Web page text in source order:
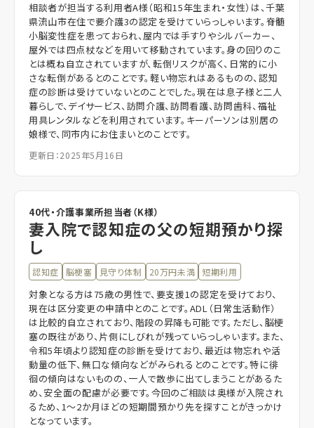
相談者が担当する利用者A様（昭和15年生まれ・女性）は、千葉
県流山市在住で要介護3の認定を受けていらっしゃいます。脊髄
小脳変性症を患っておられ、屋内では手すりやシルバーカー、
屋外では四点杖などを用いて移動されています。身の回りのこ
とは概ね自立されていますが、転倒リスクが高く、日常的に小
さな転倒があるとのことです。軽い物忘れはあるものの、認知
症の診断は受けていないとのことでした。現在は息子様と二人
暮らしで、デイサービス、訪問介護、訪問看護、訪問歯科、福祉
用具レンタルなどを利用されています。キーパーソンは別居の
娘様で、同市内にお住まいとのことです。
更新日：2025年5月16日
40代・介護事業所担当者（K様）
妻入院で認知症の父の短期預かり探
し
認知症 脳梗塞 見守り体制 20万円未満 短期利用
対象となる方は75歳の男性で、要支援1の認定を受けており、
現在は区分変更の申請中とのことです。ADL（日常生活動作）
は比較的自立されており、階段の昇降も可能です。ただし、脳梗
塞の既往があり、片側にしびれが残っていらっしゃいます。また、
令和5年頃より認知症の診断を受けており、最近は物忘れや活
動量の低下、無口な傾向などがみられるとのことです。特に徘
徊の傾向はないものの、一人で散歩に出てしまうことがあるた
め、安全面の配慮が必要です。今回のご相談は奥様が入院され
るため、1～2か月ほどの短期間預かり先を探すことがきっかけ
となっています。